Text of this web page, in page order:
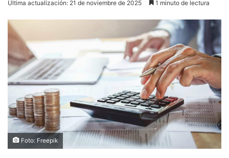
Última actualización: 21 de noviembre de 2025 1 minuto de lectura
Foto: Freepik